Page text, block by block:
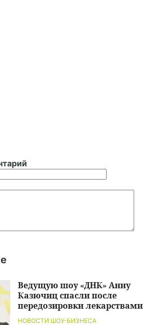
НОВОСТИ ШОУ-БИЗНЕСА
Ведущую шоу «ДНК» Анну
Казючиц спасли после
передозировки лекарствами